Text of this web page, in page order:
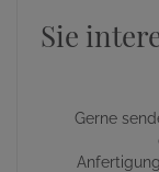
Sie
Gerne